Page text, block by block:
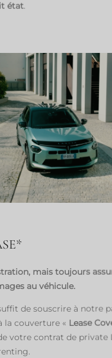
état.​
mais toujours
au véhicule.
de souscrire à notre
la couverture « Lease
votre contrat de private